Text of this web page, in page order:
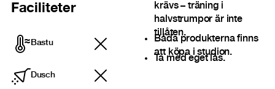
Faciliteter
Bastu
Dusch
krävs – träning i
halvstrumpor är inte
tillåten.
Båda produkterna finns
att köpa i studion.
Ta med eget lås.